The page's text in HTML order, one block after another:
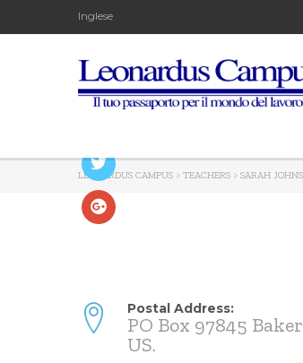
Inglese
LEONARDUS CAMPUS > TEACHERS > SARAH
Postal Address:
PO Box 97845
US.